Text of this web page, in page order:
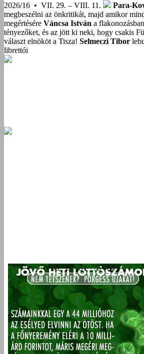
2026/16 • VII. 29. – VIII. 11.
Para-
megbeszélni az önkritikát, majd amikor
megértésére Váncsa István a
tényezőket, és az jött ki neki, hogy csakis
választ elnököt a Tisza! Selmeczi Tibor
librettói